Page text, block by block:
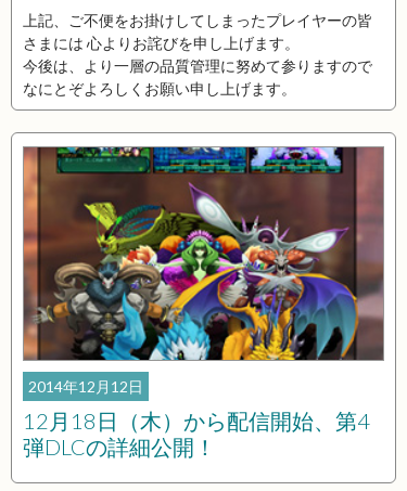
上記、ご不便をお掛けしてしまったプレイヤーの皆
さまには 心よりお詫びを申し上げます。
今後は、より一層の品質管理に努めて参りますので
なにとぞよろしくお願い申し上げます。
2014年12月12日
12月18日（木）から配信開始、第4
弾DLCの詳細公開！